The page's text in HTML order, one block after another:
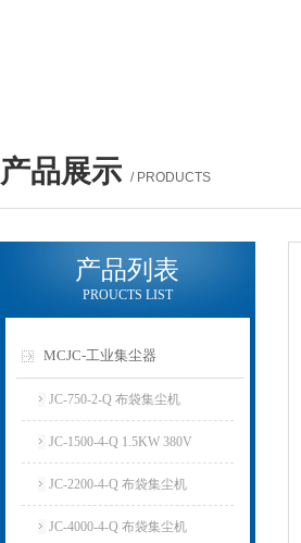
产品展示 / PRODUCTS
产品列表
PROUCTS LIST
MCJC-工业集尘器
JC-750-2-Q 布袋集尘机
JC-1500-4-Q 1.5KW 380V
JC-2200-4-Q 布袋集尘机
JC-4000-4-Q 布袋集尘机